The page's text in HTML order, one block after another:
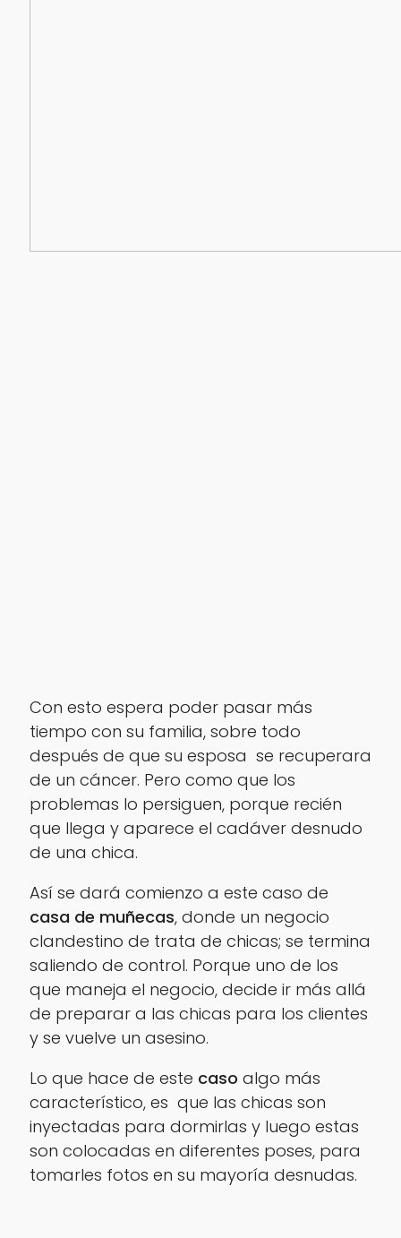
Con esto espera poder pasar más
tiempo con su familia, sobre todo
después de que su esposa se recuperara
de un cáncer. Pero como que los
problemas lo persiguen, porque recién
que llega y aparece el cadáver desnudo
de una chica.
Así se dará comienzo a este caso de
casa de muñecas, donde un negocio
clandestino de trata de chicas; se termina
saliendo de control. Porque uno de los
que maneja el negocio, decide ir más allá
de preparar a las chicas para los clientes
y se vuelve un asesino.
Lo que hace de este caso algo más
característico, es que las chicas son
inyectadas para dormirlas y luego estas
son colocadas en diferentes poses, para
tomarles fotos en su mayoría desnudas.